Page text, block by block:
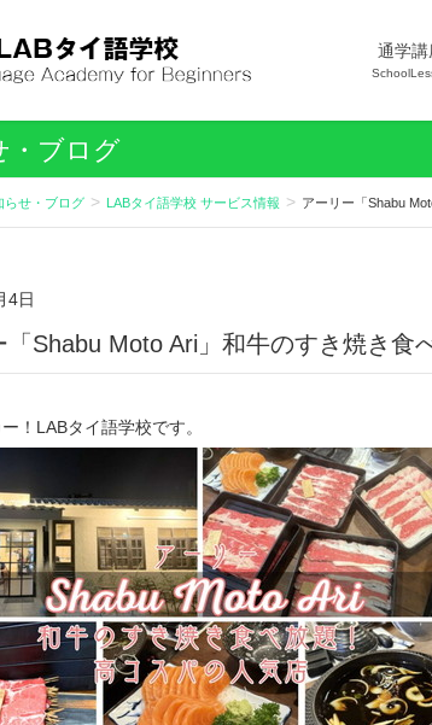
通学講
・ブログ
らせ・ブログ LABタイ語学校 サービス情報 アーリー「Shabu
4日
「Shabu Moto Ari」和牛のすき焼き食
！LABタイ語学校です。